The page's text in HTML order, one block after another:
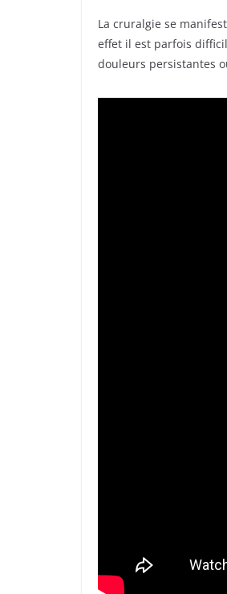
La cruralgie se
effet il est parfois
douleurs persistantes